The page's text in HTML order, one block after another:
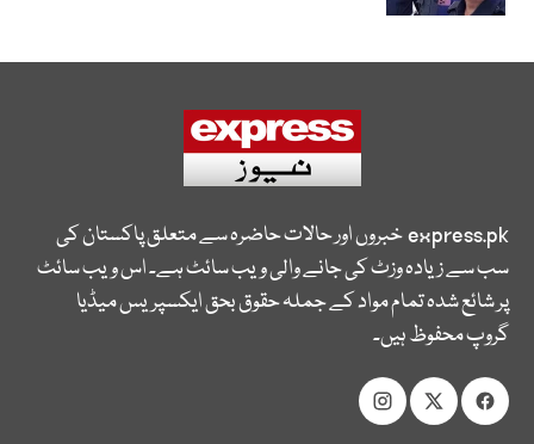
express.pkخبروں اور حالات حاضرہ سے متعلق پاکستان کی
سب سے زیادہ وزٹ کی جانے والی ویب سائٹ ہے۔ اس ویب سائٹ
پر شائع شدہ تمام مواد کے جملہ حقوق بحق ایکسپریس میڈیا
گروپ محفوظ ہیں۔